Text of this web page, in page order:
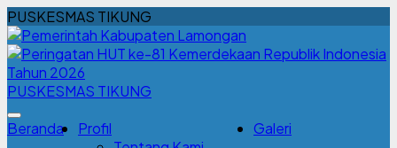
PUSKESMAS TIKUNG
PUSKESMAS TIKUNG
Beranda
Profil
Galeri